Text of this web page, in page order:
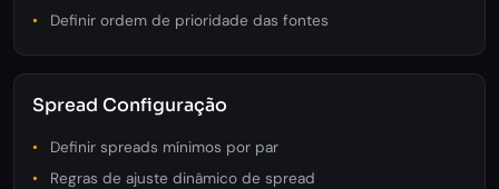
Definir ordem de prioridade das fontes
Spread Configuração
Definir spreads mínimos por par
Regras de ajuste dinâmico de spread